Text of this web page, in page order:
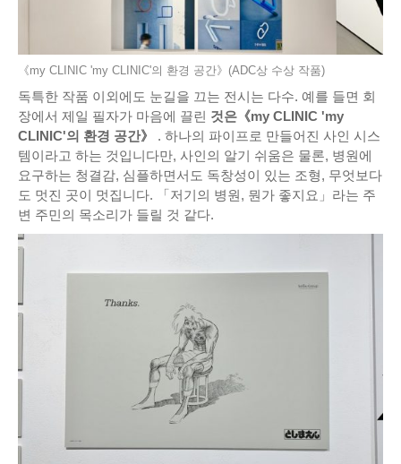
《my CLINIC 'my CLINIC'의 환경 공간》(ADC상 수상 작품)
독특한 작품 이외에도 눈길을 끄는 전시는 다수. 예를 들면 회
장에서 제일 필자가 마음에 끌린 것은《my CLINIC 'my
CLINIC'의 환경 공간》
. 하나의 파이프로 만들어진 사인 시스
템이라고 하는 것입니다만, 사인의 알기 쉬움은 물론, 병원에
요구하는 청결감, 심플하면서도 독창성이 있는 조형, 무엇보다
도 멋진 곳이 멋집니다. 「저기의 병원, 뭔가 좋지요」라는 주
변 주민의 목소리가 들릴 것 같다.